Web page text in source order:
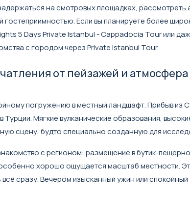
на смотровых площадках, рассмотреть
Если вы планируете более
5 Days Private Istanbul - Cappadocia Tourили
с городом черезPrivate Istanbul Tour.
от пейзажей и
погружению в местный ландшафт. Прибыв из
Турции. Мягкие вулканические образования,
сцену, будто специально созданную для
с регионом: размещение в бутик-
хорошо ощущается масштаб местности.
сразу. Вечером изысканный ужин или